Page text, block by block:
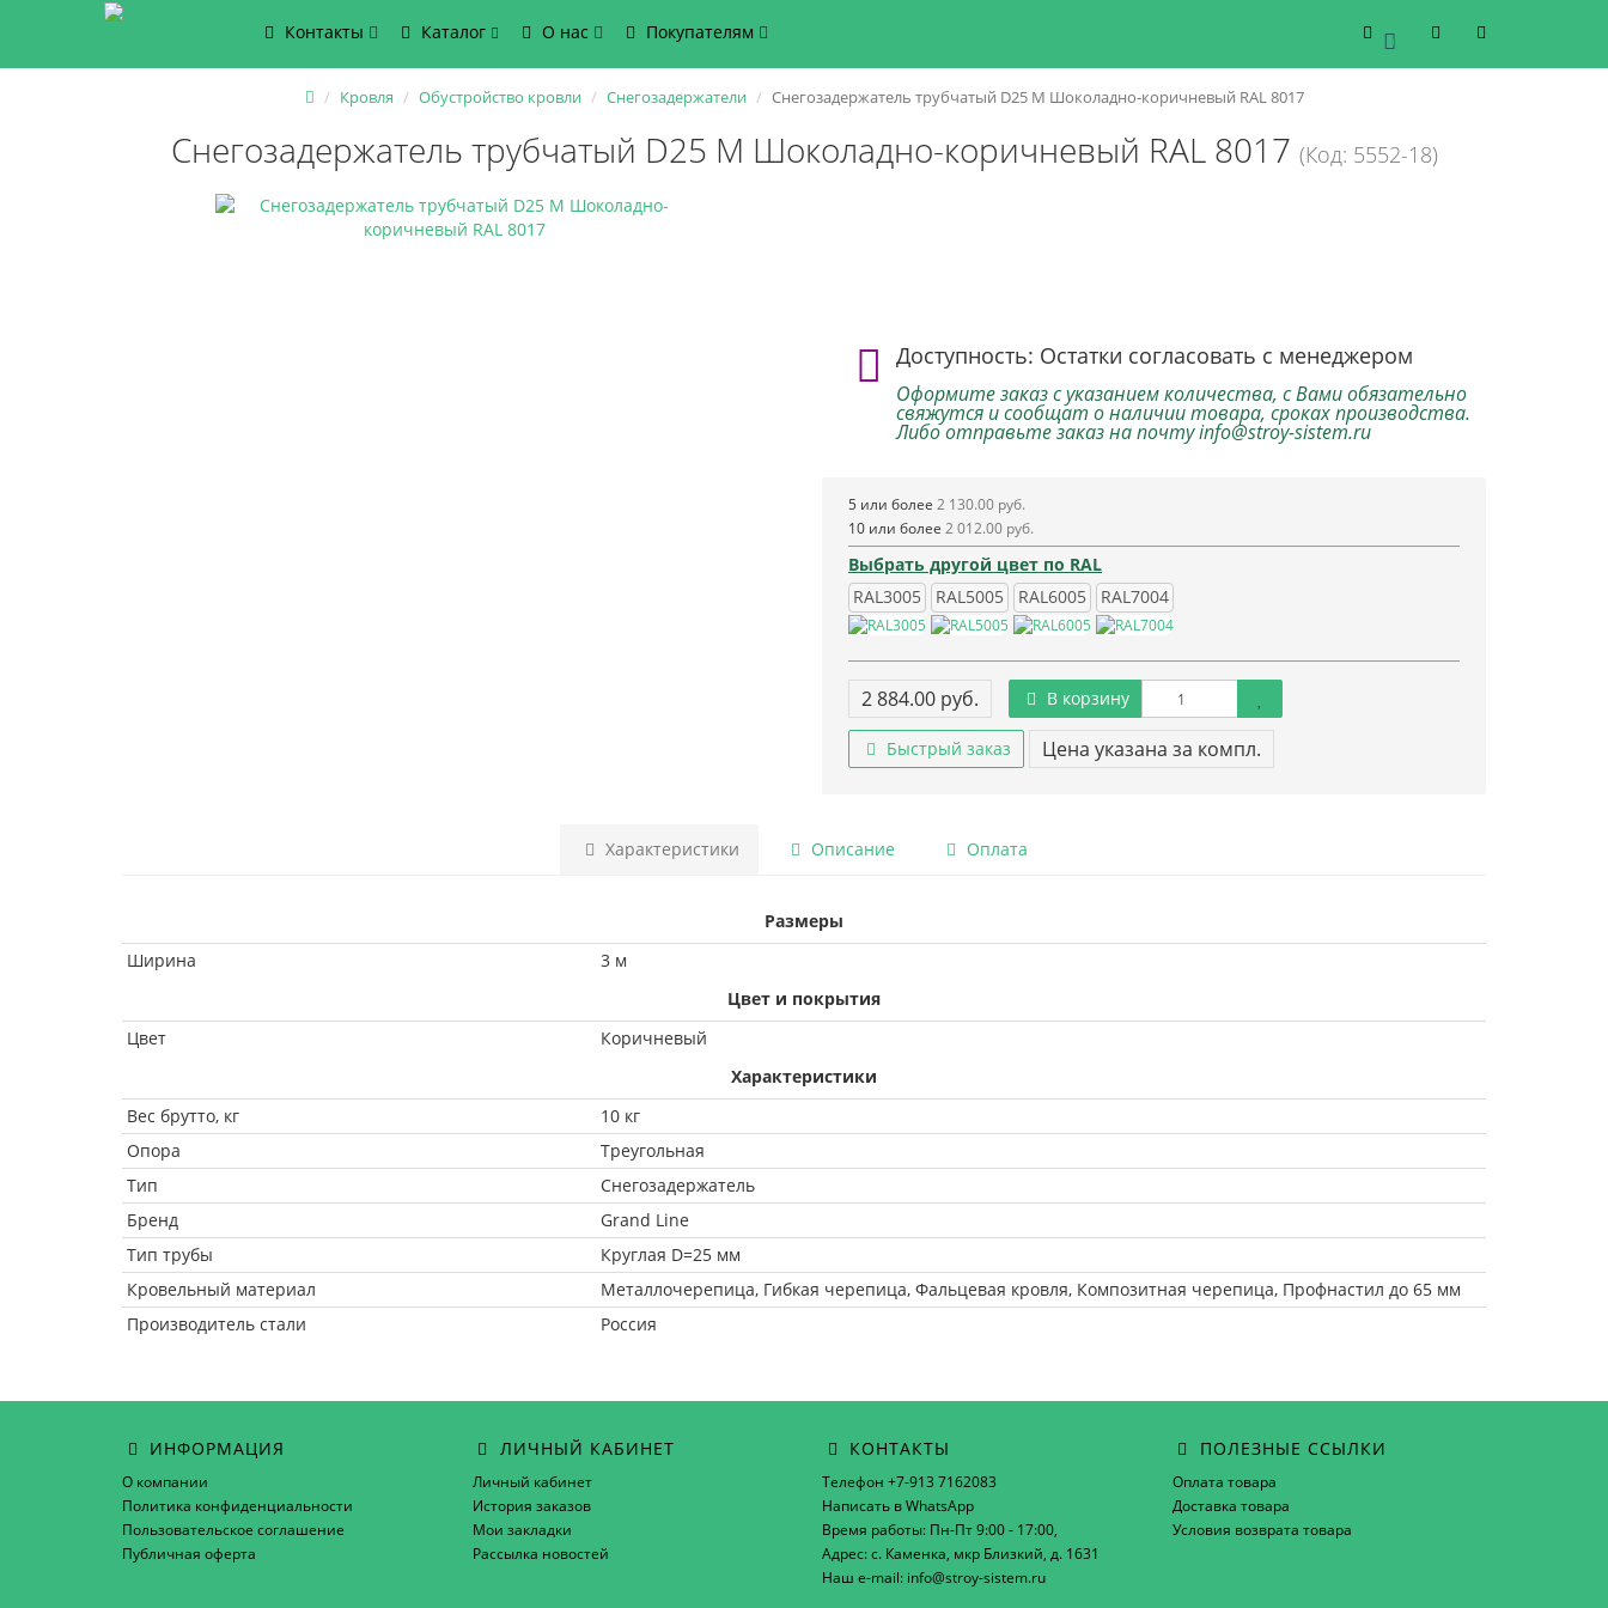
Контакты Каталог О нас Покупателям 0
Кровля Обустройство кровли Снегозадержатели Снегозадержатель трубчатый D25 М Шоколадно-коричневый RAL 8017
Снегозадержатель трубчатый D25 М Шоколадно-коричневый RAL 8017 (Код: 5552-18)
Доступность: Остатки согласовать с менеджером
Оформите заказ с указанием количества, с Вами обязательно
свяжутся и сообщат о наличии товара, сроках производства.
Либо отправьте заказ на почту info@stroy-sistem.ru
5 или более 2 130.00 руб.
10 или более 2 012.00 руб.
Выбрать другой цвет по RAL
RAL3005
RAL5005 RAL6005 RAL7004
2 884.00 руб. В корзину
Быстрый заказ Цена указана за компл.
Характеристики Описание Оплата
Размеры
Ширина
3 м
Цвет и покрытия
Цвет
Коричневый
Характеристики
Вес брутто, кг
10 кг
Опора
Треугольная
Тип
Снегозадержатель
Бренд
Grand Line
Тип трубы
Круглая D=25 мм
Кровельный материал
Металлочерепица, Гибкая черепица, Фальцевая кровля, Композитная черепица, Профнастил до 65 мм
Производитель стали
Россия
ИНФОРМАЦИЯ
О компании
Политика конфиденциальности
Пользовательское соглашение
Публичная оферта
ЛИЧНЫЙ КАБИНЕТ
Личный кабинет
История заказов
Мои закладки
Рассылка новостей
КОНТАКТЫ
Телефон +7-913 7162083
Написать в WhatsApp
Время работы: Пн-Пт 9:00 - 17:00,
Адрес: с. Каменка, мкр Близкий, д. 1631
Наш e-mail: info@stroy-sistem.ru
ПОЛЕЗНЫЕ ССЫЛКИ
Оплата товара
Доставка товара
Условия возврата товара